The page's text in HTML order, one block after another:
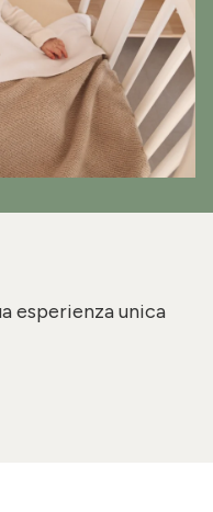
esperienza unica